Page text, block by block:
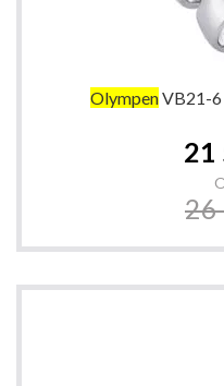
OlympenVB21-6
21
26